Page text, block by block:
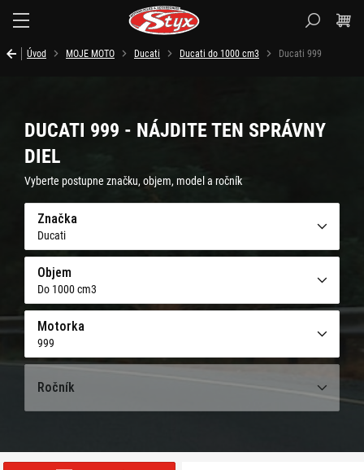
Úvod MOJE MOTO Ducati Ducati do 1000 cm3 Ducati 999
DUCATI 999 - NÁJDITE TEN SPRÁVNY
DIEL
Vyberte postupne značku, objem, model a ročník
Značka
Ducati
Objem
Do 1000 cm3
Motorka
999
Ročník